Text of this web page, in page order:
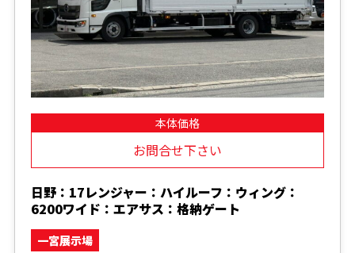
本体価格
お問合せ下さい
日野：17レンジャー：ハイルーフ：ウィング：
6200ワイド：エアサス：格納ゲート
一宮展示場